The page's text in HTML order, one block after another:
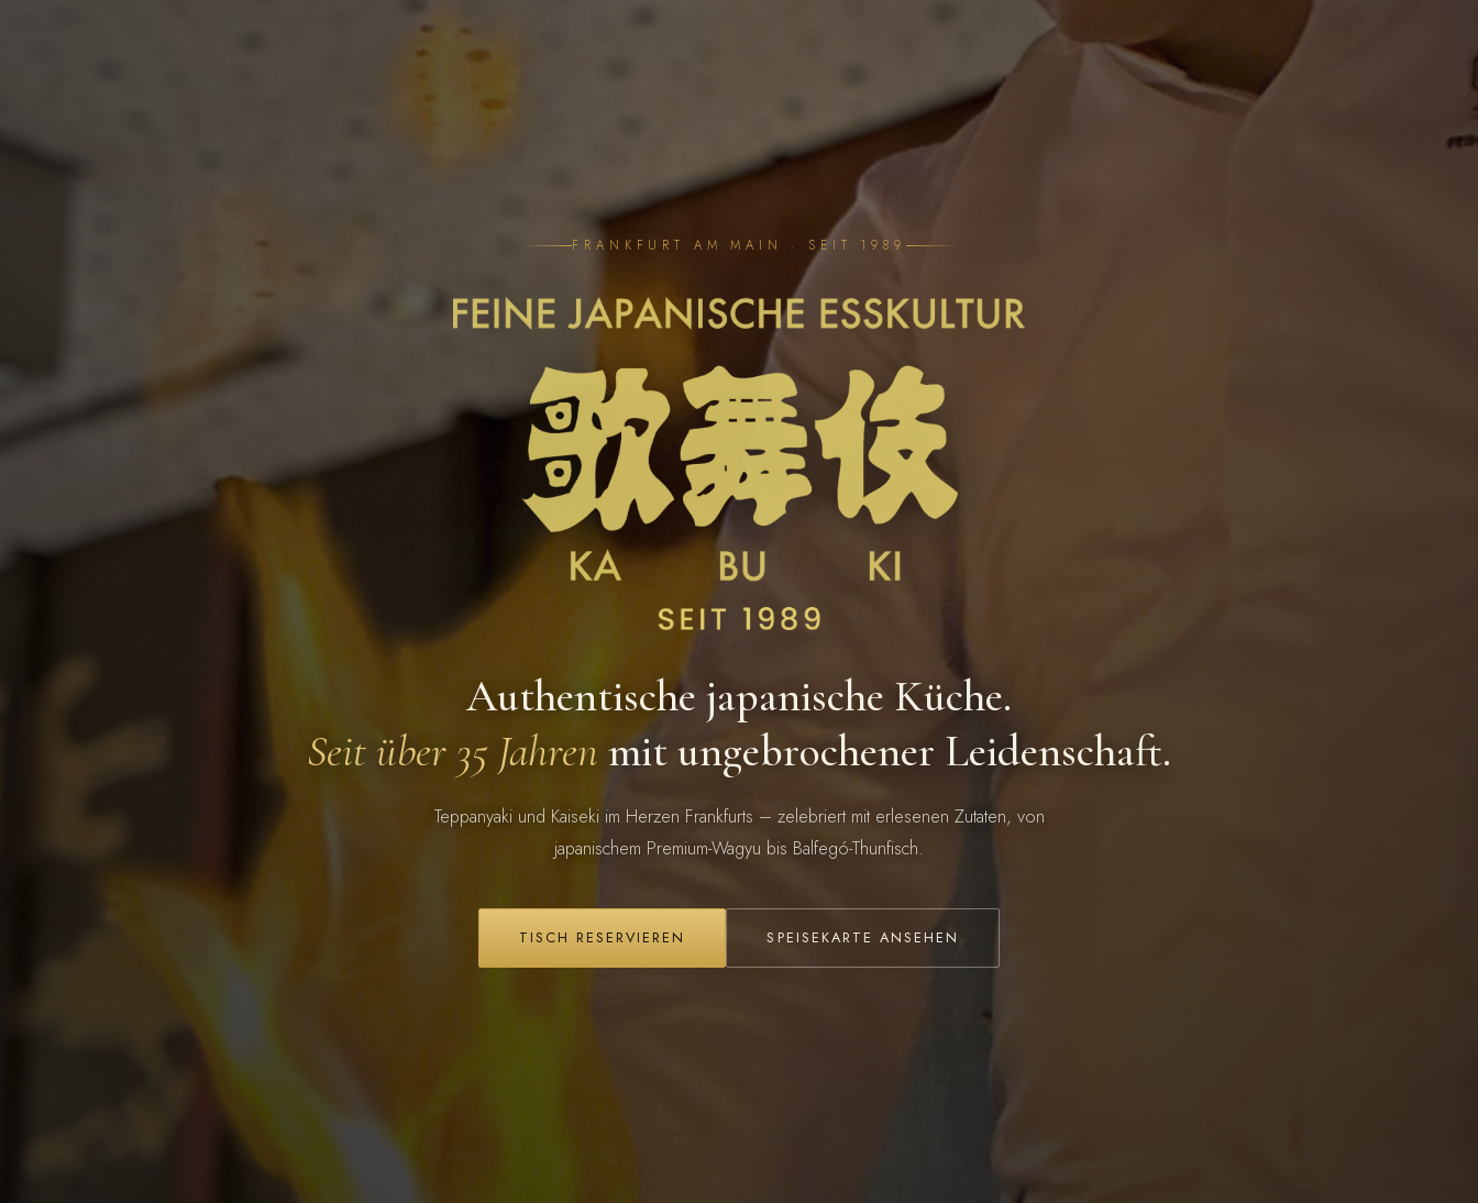
FRANKFURT AM MAIN · SEIT 1989
Authentische japanische Küche.
Seit über 35 Jahren mit ungebrochener Leidenschaft.
Teppanyaki und Kaiseki im Herzen Frankfurts – zelebriert mit erlesenen Zutaten, von
japanischem Premium-Wagyu bis Balfegó-Thunfisch.
TISCH RESERVIEREN SPEISEKARTE ANSEHEN